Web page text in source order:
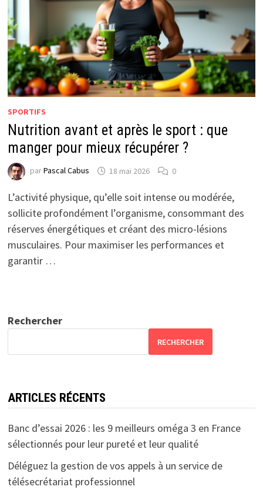
SPORTIFS
Nutrition avant et après le sport : que
manger pour mieux récupérer ?
parPascal Cabus 18 mai 2026 0
L’activité physique, qu’elle soit intense ou modérée,
sollicite profondément l’organisme, consommant des
réserves énergétiques et créant des micro-lésions
musculaires. Pour maximiser les performances et
garantir …
Rechercher
RECHERCHER
ARTICLES RÉCENTS
Banc d’essai 2026 : les 9 meilleurs oméga 3 en France
sélectionnés pour leur pureté et leur qualité
Déléguez la gestion de vos appels à un service de
télésecrétariat professionnel